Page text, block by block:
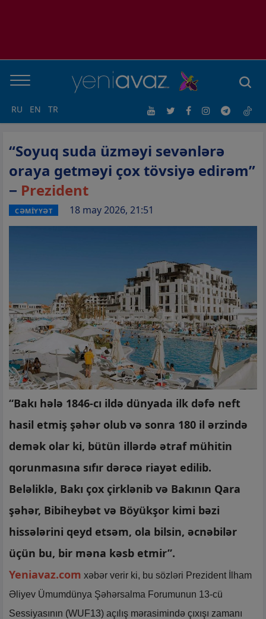
RU EN TR
“Soyuq suda üzməyi sevənlərə
oraya getməyi çox tövsiyə edirəm”
− Prezident
CƏMİYYƏT 18 may 2026, 21:51
“Bakı hələ 1846-cı ildə dünyada ilk dəfə neft
hasil etmiş şəhər olub və sonra 180 il ərzində
demək olar ki, bütün illərdə ətraf mühitin
qorunmasına sıfır dərəcə riayət edilib.
Beləliklə, Bakı çox çirklənib və Bakının Qara
şəhər, Bibiheybət və Böyükşor kimi bəzi
hissələrini qeyd etsəm, ola bilsin, əcnəbilər
üçün bu, bir məna kəsb etmir”.
Yeniavaz.com xəbər verir ki, bu sözləri Prezident İlham
Əliyev Ümumdünya Şəhərsalma Forumunun 13-cü
Sessiyasının (WUF13) açılış mərasimində çıxışı zamanı